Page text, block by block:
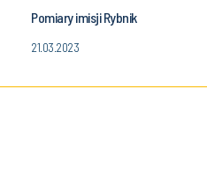
Pomiary imisji Rybnik
21.03.2023